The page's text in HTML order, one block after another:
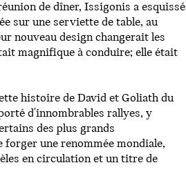
de dîner, Issigonis a esquissé
sur une serviette de table, au
nouveau design changerait les
magnifique à conduire; elle était
histoire de David et Goliath du
d'innombrables rallyes, y
des plus grands
forger une renommée mondiale,
en circulation et un titre de